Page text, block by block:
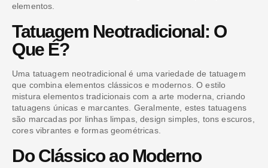
elementos.
Tatuagem Neotradicional: O
Que É?
Uma tatuagem neotradicional é uma variedade de tatuagem
que combina elementos clássicos e modernos. O estilo
mistura elementos tradicionais com a arte moderna, criando
tatuagens únicas e marcantes. Geralmente, estes tatuagens
são marcadas por linhas limpas, design simples, tons escuros,
cores vibrantes e formas geométricas.
Do Clássico ao Moderno